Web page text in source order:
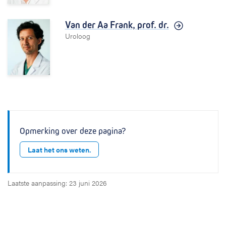
Van der Aa Frank, prof. dr.
Uroloog
Opmerking over deze pagina?
Laat het ons weten.
Laatste aanpassing: 23 juni 2026